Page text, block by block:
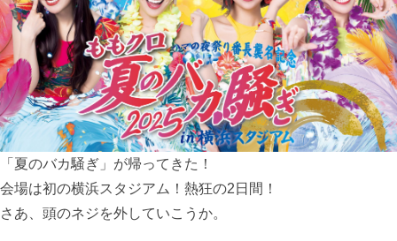
「夏のバカ騒ぎ」が帰ってきた！
会場は初の横浜スタジアム！熱狂の2日間！
さあ、頭のネジを外していこうか。